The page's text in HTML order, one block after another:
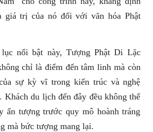
giá trị của nó đối với văn hóa Phật
nổi bật này, Tượng Phật Di Lặc
chỉ là điểm đến tâm linh mà còn
sự kỳ vĩ trong kiến trúc và nghệ
Khách du lịch đến đây đều không thể
ấn tượng trước quy mô hoành tráng
mà bức tượng mang lại.